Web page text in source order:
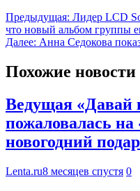
Предыдущая: Лидер LCD
что новый альбом группы
Далее: Анна Седокова
Похожие новости
Ведущая «Давай
пожаловалась на
новогодний
Lenta.ru8 месяцев спустя 0